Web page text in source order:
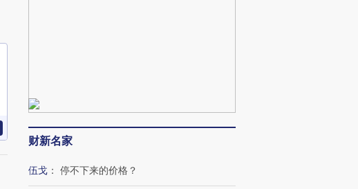
财新名家
伍戈 ： 停不下来的价格？